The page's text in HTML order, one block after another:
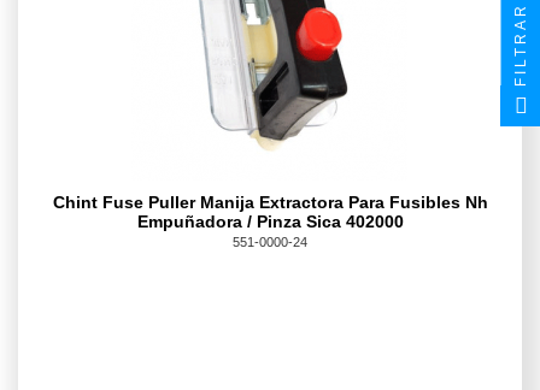
Chint Fuse Puller Manija Extractora Para Fusibles Nh
Empuñadora / Pinza Sica 402000
551-0000-24
FILTRAR